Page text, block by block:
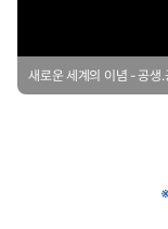
새로운 세계의 이념 - 공생